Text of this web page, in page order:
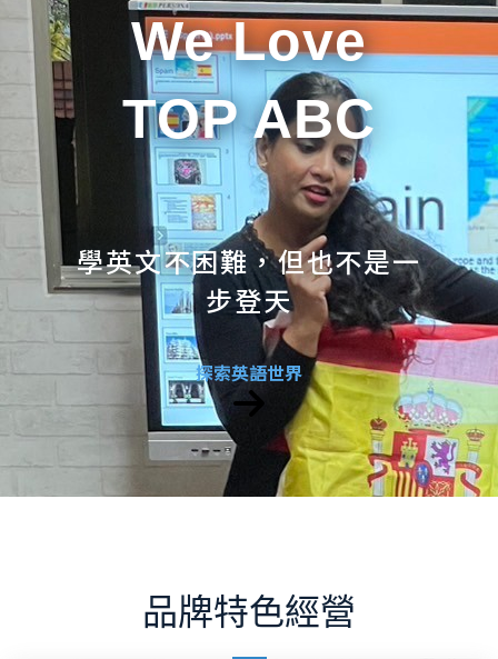
We Love
TOP ABC
學英文不困難，但也不是一
步登天
探索英語世界
品牌特色經營